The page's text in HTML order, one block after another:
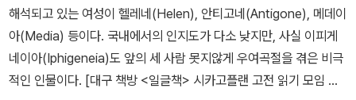
서 꺼내 실험실로 운반한 다음, 시신의 팔 정맥에 다량의 시약을 주사
하고나서 주사를 위해 절개한 부분을 깔끔하게 봉합을 한다. 45분이
지나도 반응이 없자 다급한 마음에 옆방으로 가서 또 다른 시약을 조
제하고 있을 때, 어두컴컴한 실험실에서 터져 나온, 평생 들어본 적 없
고 살 수 있어야 하네. 아아, 이보게! 모르겠나? 노스에드 같은 지역들
은 만들어지는 게 아니라 스스로 성장한다네! 대대로 수많은 사람들
이 살고 느끼고 죽었던 곳이니까 말이야. 옛날에는 사람들이 살고 느
끼고 죽기를 두려워하지 않았거든. 노스앤드의 콥스힐 언덕만 해도 1
로 다시 돌아오게 하는 문학으로 읽었다. 그리고 이 말은 꼭 문학에만
국한된 이야기는 아니었을 거라고 생각한다. 벨라노와 리마를 향해
던진 호아킨의 문학적 조언이 다 와닿는 것은 아니었다. 절망에 깊이
잠긴 문학이 어떤 독자에게는 오히려 자신의 감정을 마주하게 하는
었다. [대구 장르문학 전문 책방 <환상문학> 여름 호러 독서 모임 선
정 도서] * 하워드 필립스 러브크래프트, 김지현(아밀) 옮김 《하워드
필립스 러브크래프트: 크툴루의 부름 외 12편》 (현대문학, 2014
년) * 하워드 필립스 러브크래프트, 정진영(정탄) 옮김 《러브크래프
해석되고 있는 여성이 헬레네(Helen), 안티고네(Antigone), 메데이
아(Media) 등이다. 국내에서의 인지도가 다소 낮지만, 사실 이피게
네이아(Iphigeneia)도 앞의 세 사람 못지않게 우여곡절을 겪은 비극
적인 인물이다. [대구 책방 <일글책> 시카고플랜 고전 읽기 모임 선